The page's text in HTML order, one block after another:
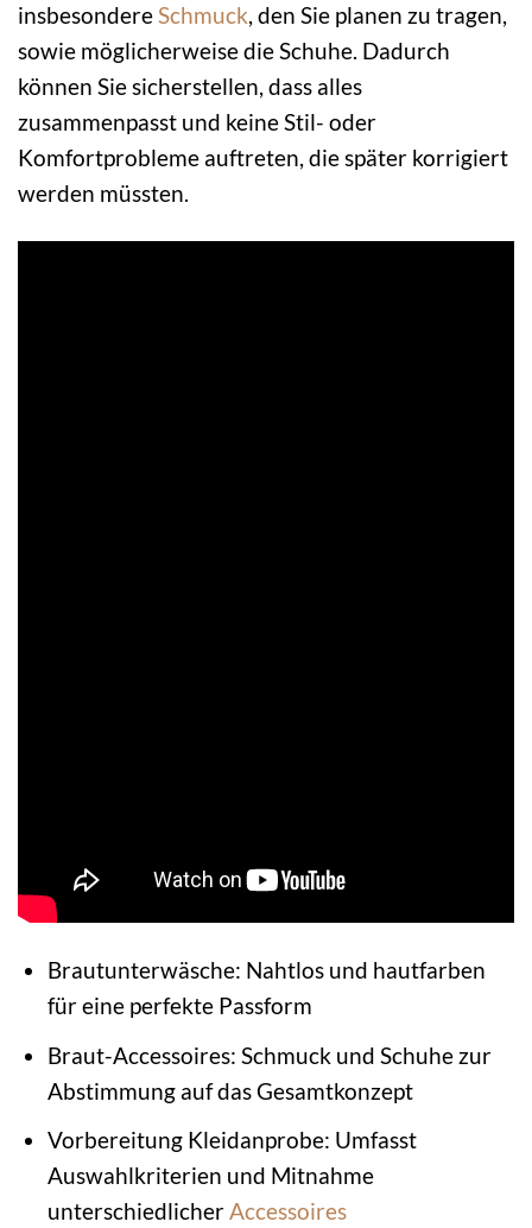
insbesondereSchmuck, den Sie planen zu tragen,
sowie möglicherweise die Schuhe. Dadurch
können Sie sicherstellen, dass alles
zusammenpasst und keine Stil- oder
Komfortprobleme auftreten, die später korrigiert
werden müssten.
Brautunterwäsche: Nahtlos und hautfarben
für eine perfekte Passform
Braut-Accessoires: Schmuck und Schuhe zur
Abstimmung auf das Gesamtkonzept
Vorbereitung Kleidanprobe: Umfasst
Auswahlkriterien und Mitnahme
unterschiedlicherAccessoires